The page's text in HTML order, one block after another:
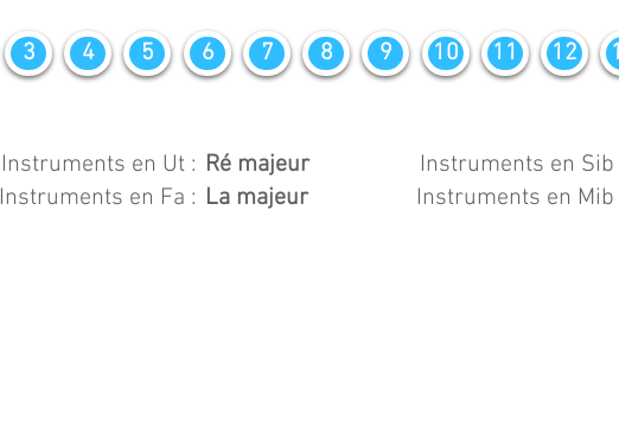
Instruments en Ut :
Instruments en Fa :
Ré majeur
Instruments en Sib
La majeur
Instruments en Mib
3 4 5 6 7 8 9 10 11 12